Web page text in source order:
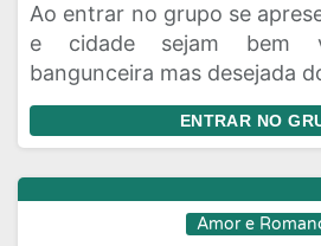
Ao entrar no grupo se
e cidade sejam bem
bangunceira mas desejada
ENTRAR NO
Amor e